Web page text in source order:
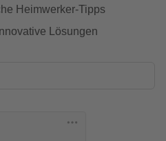
Heimwerker-Tipps
Lösungen